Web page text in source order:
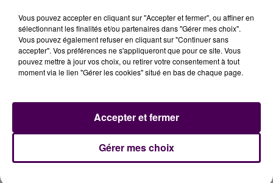
Gagnez vos pass pour le V and B Fest' 2026 !
11 juillet 2026
Inscrivez-vous au casting The Voice & The Voice
Vous pouvez accepter en cliquant sur "Accepter et fermer", ou affiner en
sélectionnant les finalités et/ou partenaires dans "Gérer mes choix".
Vous pouvez également refuser en cliquant sur "Continuer sans
accepter". Vos préférences ne s'appliqueront que pour ce site. Vous
pouvez mettre à jour vos choix, ou retirer votre consentement à tout
moment via le lien "Gérer les cookies" situé en bas de chaque page.
Gérer mes choix
Accepter et fermer